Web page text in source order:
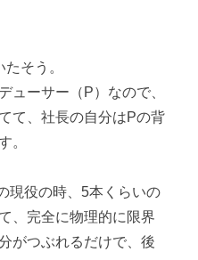
そう。
ューサー（P）なので、
て、社長の自分はPの背
。
現役の時、5本くらいの
、完全に物理的に限界
がつぶれるだけで、後